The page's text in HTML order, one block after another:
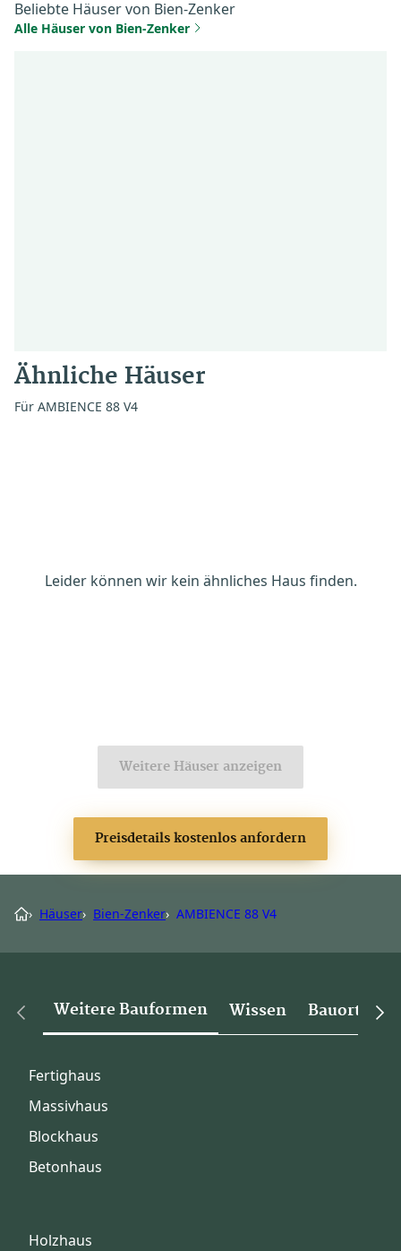
Beliebte Häuser von Bien-Zenker
Alle Häuser von Bien-Zenker
Ähnliche Häuser
Für AMBIENCE 88 V4
Leider können wir kein ähnliches Haus finden.
Weitere Häuser anzeigen
Preisdetails kostenlos anfordern
› Häuser› Bien-Zenker› AMBIENCE 88 V4
Weitere Bauformen Wissen Bauorte
Fertighaus
Massivhaus
Blockhaus
Betonhaus
Holzhaus